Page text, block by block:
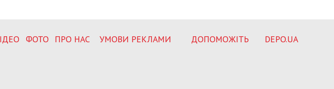
ФОТО ПРО НАС УМОВИ РЕКЛАМИ ДОПОМОЖІТЬ DEPO.UA